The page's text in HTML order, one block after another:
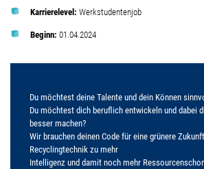
Karrierelevel: Werkstudentenjob
Beginn: 01.04.2024
Du möchtest deine Talente und dein Können
Du möchtest dich beruflich entwickeln und dabei
besser machen?
Wir brauchen deinen Code für eine grünere
Recyclingtechnik zu mehr
Intelligenz und damit noch mehr